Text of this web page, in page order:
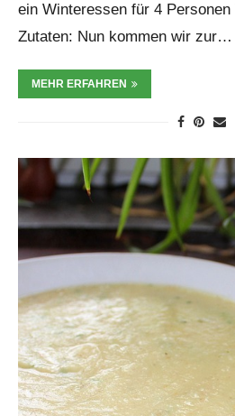
ein Winteressen für 4
Zutaten: Nun kommen wir zur…
MEHR ERFAHREN